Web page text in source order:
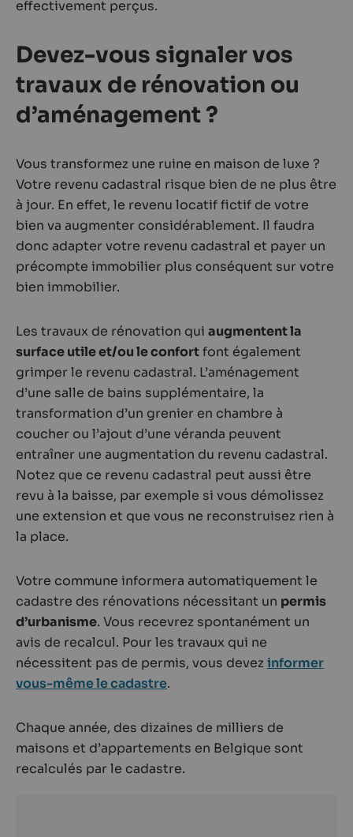
effectivement perçus.
Devez-vous signaler vos
travaux de rénovation ou
d’aménagement ?
Vous transformez une ruine en maison de luxe ?
Votre revenu cadastral risque bien de ne plus être
à jour. En effet, le revenu locatif fictif de votre
bien va augmenter considérablement. Il faudra
donc adapter votre revenu cadastral et payer un
précompte immobilier plus conséquent sur votre
bien immobilier.
Les travaux de rénovation qui augmentent la
surface utile et/ou le confortfont également
grimper le revenu cadastral. L’aménagement
d’une salle de bains supplémentaire, la
transformation d’un grenier en chambre à
coucher ou l’ajout d’une véranda peuvent
entraîner une augmentation du revenu cadastral.
Notez que ce revenu cadastral peut aussi être
revu à la baisse, par exemple si vous démolissez
une extension et que vous ne reconstruisez rien à
la place.
Votre commune informera automatiquement le
cadastre des rénovations nécessitant un permis
d’urbanisme. Vous recevrez spontanément un
avis de recalcul. Pour les travaux qui ne
nécessitent pas de permis, vous devezinformer
vous-même le cadastre.
Chaque année, des dizaines de milliers de
maisons et d’appartements en Belgique sont
recalculés par le cadastre.